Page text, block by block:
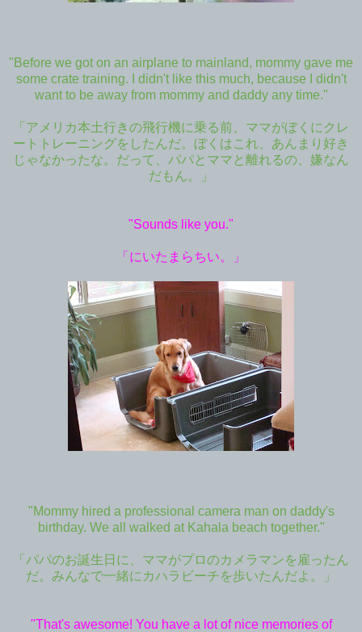
"Before we got on an airplane to mainland, mommy gave me
some crate training. I didn't like this much, because I didn't
want to be away from mommy and daddy any time."
「アメリカ本土行きの飛行機に乗る前、ママがぼくにクレ
ートトレーニングをしたんだ。ぼくはこれ、あんまり好き
じゃなかったな。だって、パパとママと離れるの、嫌なん
だもん。」
"Sounds like you."
「にいたまらちい。」
"Mommy hired a professional camera man on daddy's
birthday. We all walked at Kahala beach together."
「パパのお誕生日に、ママがプロのカメラマンを雇ったん
だ。みんなで一緒にカハラビーチを歩いたんだよ。」
"That's awesome! You have a lot of nice memories of